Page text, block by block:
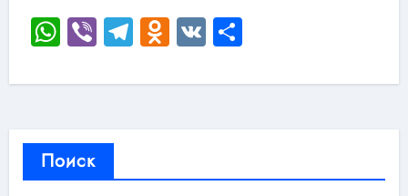
WhatsApp
ViberTelegram
Odnoklassniki
VKОтправить
Поиск